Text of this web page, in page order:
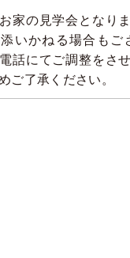
家の見学会となり
いかねる場合もご
話にてご調整をさ
ご了承ください。